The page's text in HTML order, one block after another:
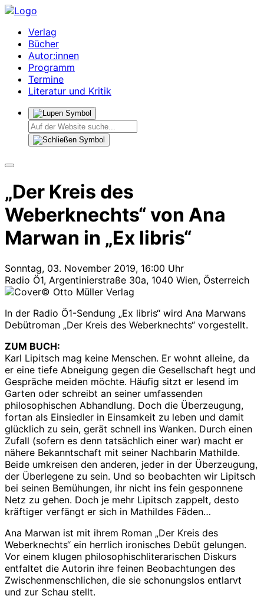
Verlag
Bücher
Autor:innen
Programm
Termine
Literatur und Kritik
„Der Kreis des
Weberknechts“ von Ana
Marwan in „Ex libris“
Sonntag, 03. November 2019, 16:00 Uhr
Radio Ö1, Argentinierstraße 30a, 1040 Wien, Österreich
© Otto Müller Verlag
In der Radio Ö1-Sendung „Ex libris“ wird Ana Marwans
Debütroman „Der Kreis des Weberknechts“ vorgestellt.
ZUM BUCH:
Karl Lipitsch mag keine Menschen. Er wohnt alleine, da
er eine tiefe Abneigung gegen die Gesellschaft hegt und
Gespräche meiden möchte. Häufig sitzt er lesend im
Garten oder schreibt an seiner umfassenden
philosophischen Abhandlung. Doch die Überzeugung,
fortan als Einsiedler in Einsamkeit zu leben und damit
glücklich zu sein, gerät schnell ins Wanken. Durch einen
Zufall (sofern es denn tatsächlich einer war) macht er
nähere Bekanntschaft mit seiner Nachbarin Mathilde.
Beide umkreisen den anderen, jeder in der Überzeugung,
der Überlegene zu sein. Und so beobachten wir Lipitsch
bei seinen Bemühungen, ihr nicht ins fein gesponnene
Netz zu gehen. Doch je mehr Lipitsch zappelt, desto
kräftiger verfängt er sich in Mathildes Fäden…
Ana Marwan ist mit ihrem Roman „Der Kreis des
Weberknechts“ ein herrlich ironisches Debüt gelungen.
Vor einem klugen philosophischliterarischen Diskurs
entfaltet die Autorin ihre feinen Beobachtungen des
Zwischenmenschlichen, die sie schonungslos entlarvt
und zur Schau stellt.